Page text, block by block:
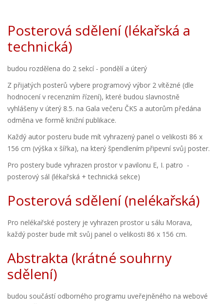
Posterová sdělení (lékařská a
technická)
budou rozdělena do 2 sekcí - pondělí a úterý
Z přijatých posterů vybere programový výbor 2 vítězné (dle
hodnocení v recenzním řízení), které budou slavnostně
vyhlášeny v úterý 8.5. na Gala večeru ČKS a autorům předána
odměna ve formě knižní publikace.
Každý autor posteru bude mít vyhrazený panel o velikosti 86 x
156 cm (výška x šířka), na který špendlením připevní svůj poster.
Pro postery bude vyhrazen prostor v pavilonu E, I. patro -
posterový sál (lékařská + technická sekce)
Posterová sdělení (nelékařská)
Pro nelékařské postery je vyhrazen prostor u sálu Morava,
každý poster bude mít svůj panel o velikosti 86 x 156 cm.
Abstrakta (krátné souhrny
sdělení)
budou součástí odborného programu uveřejněného na webové